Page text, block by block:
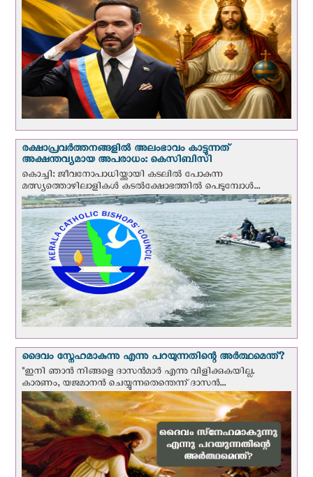
രക്ഷാപ്രവര്‍ത്തനങ്ങളില്‍ അലംഭാവം കാട്ടുന്നത്
അക്ഷന്തവ്യമായ അപരാധം: കെസിബിസി
കൊച്ചി: ജീവനോപാധിയ്ക്കായി കടലില്‍ പോകുന്ന
മത്സ്യത്തൊഴിലാളികള്‍ കടല്‍ക്ഷോഭത്തില്‍ പെടുമ്പോള്‍...
ദൈവം സ്നേഹമാകുന്നു എന്നു പറയുന്നതിന്റെ അർത്ഥമെന്ത്?
"ഇനി ഞാന്‍ നിങ്ങളെ ദാസന്‍മാര്‍ എന്നു വിളിക്കുകയില്ല.
കാരണം, യജമാനന്‍ ചെയ്യുന്നതെന്തെന്ന് ദാസന്‍...